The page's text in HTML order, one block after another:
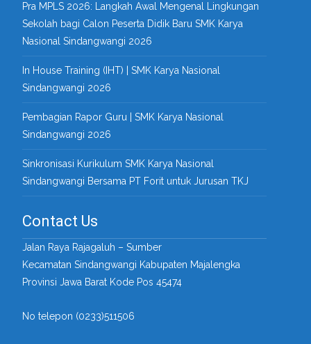
Pra MPLS 2026: Langkah Awal Mengenal Lingkungan
Sekolah bagi Calon Peserta Didik Baru SMK Karya
Nasional Sindangwangi 2026
In House Training (IHT) | SMK Karya Nasional
Sindangwangi 2026
Pembagian Rapor Guru | SMK Karya Nasional
Sindangwangi 2026
Sinkronisasi Kurikulum SMK Karya Nasional
Sindangwangi Bersama PT Forit untuk Jurusan TKJ
Contact Us
Jalan Raya Rajagaluh – Sumber
Kecamatan Sindangwangi Kabupaten Majalengka
Provinsi Jawa Barat Kode Pos 45474
No telepon (0233)511506